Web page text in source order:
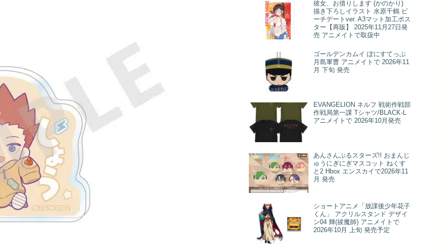
彼女、お借りします (かのかり)
描き下ろしイラスト 水原千鶴 ビ
ーチデートver. A3マット加工ポス
ター【再販】 2025年11月27日発
売 アニメイトで取扱中
ゴールデンカムイ ぽにすてっぷ
月島軍曹 アニメイトで 2026年11
月 下旬 発売
EVANGELION ネルフ 戦術作戦部
作戦局第一課 Tシャツ/BLACK-L
アニメイトで 2026年10月発売
あんさんぶるスターズ!! おまんじ
ゅうにぎにぎマスコット ねくす
と2 Hbox エンスカイで2026年11
月 発売
ショートアニメ「放課後少年花子
くん」 アクリルスタンド デザイ
ン04 輝(祓魔師) アニメイトで
2026年10月 上旬 発売予定